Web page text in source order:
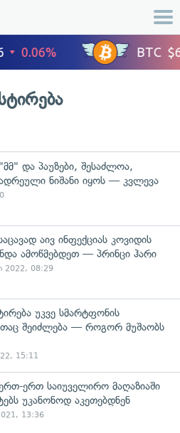
და პაუზები, შესაძლოა,
ადრეული ნიშანი იყოს — კვლევა
აივ ინფექციას კოვიდის
ამოწმებდეთ — პრინცი ჰარი
2022, 08:29
უკვე სმარტფონის
შეიძლება — როგორ მუშაობს
15:11
ერთ საიუველირო მაღაზიაში
უკანონოდ აკეთებდნენ
13:36